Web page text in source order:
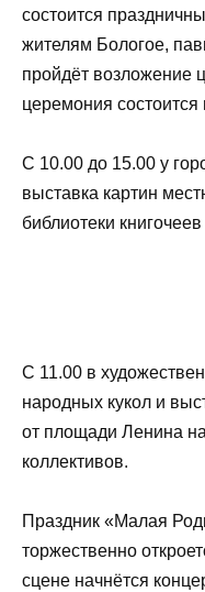
состоится
жителям Бологое,
пройдёт возложение
церемония
С 10.00 до 15.00 у
выставка картин
библиотеки
С 11.00 в
народных кукол и
от площади Ленина
коллективов.
Праздник «Малая
торжественно
сцене начнётся